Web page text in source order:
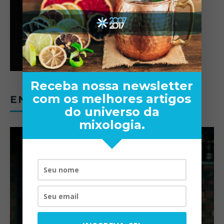
ENTREVISTAS
Receba nossa newsletter
com os melhores artigos
do universo da
mixologia.